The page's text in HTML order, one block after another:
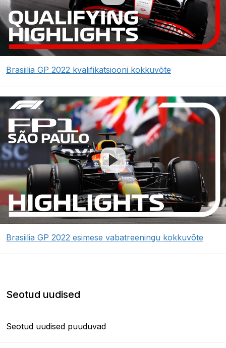
Brasiilia GP 2022 kvalifikatsiooni kokkuvõte
Brasiilia GP 2022 esimese vabatreeningu kokkuvõte
Seotud uudised
Seotud uudised puuduvad